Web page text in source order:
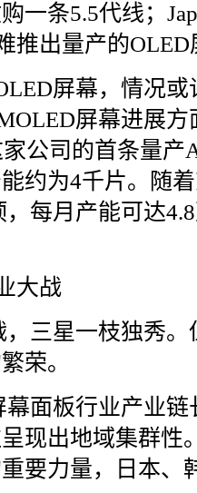
一条5.5代线；
推出量产的OLED
屏幕，情况
屏幕进展方
公司的首条量产
约为4千片。随
，每月产能可达4.8
大战
，三星一枝独秀
荣。
幕面板行业产业
现出地域集群性
要力量，日本、